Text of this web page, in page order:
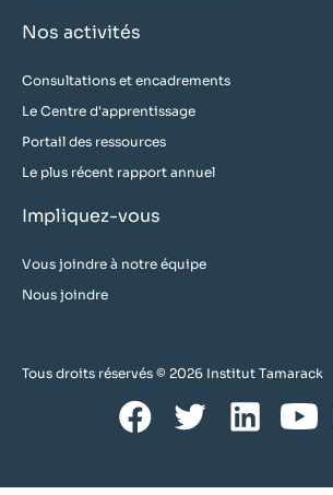
Nos activités
Consultations et encadrements
Le Centre d'apprentissage
Portail des ressources
Le plus récent rapport annuel
Impliquez-vous
Vous joindre à notre équipe
Nous joindre
Tous droits réservés © 2026 Institut Tamarack